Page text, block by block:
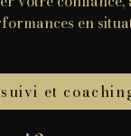
en
et